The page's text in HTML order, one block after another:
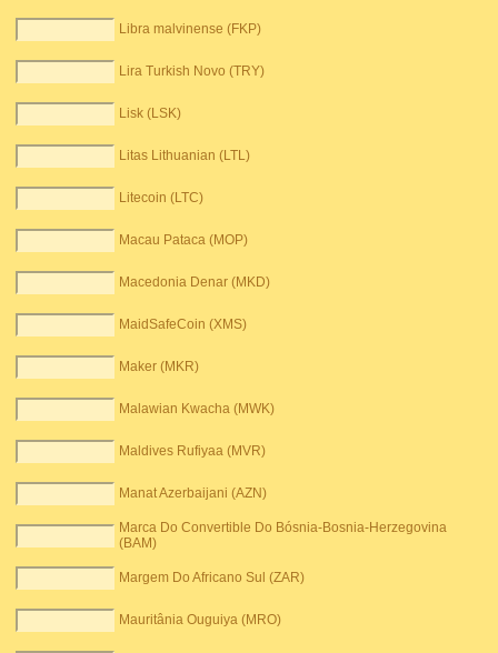
Libra malvinense (FKP)
Lira Turkish Novo (TRY)
Lisk (LSK)
Litas Lithuanian (LTL)
Litecoin (LTC)
Macau Pataca (MOP)
Macedonia Denar (MKD)
MaidSafeCoin (XMS)
Maker (MKR)
Malawian Kwacha (MWK)
Maldives Rufiyaa (MVR)
Manat Azerbaijani (AZN)
Marca Do Convertible Do Bósnia-Bosnia-Herzegovina
(BAM)
Margem Do Africano Sul (ZAR)
Mauritânia Ouguiya (MRO)